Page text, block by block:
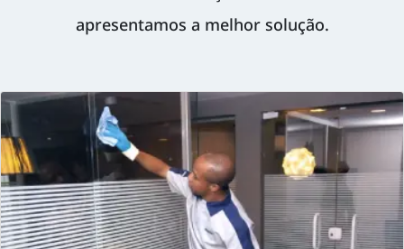
apresentamos a melhor solução.